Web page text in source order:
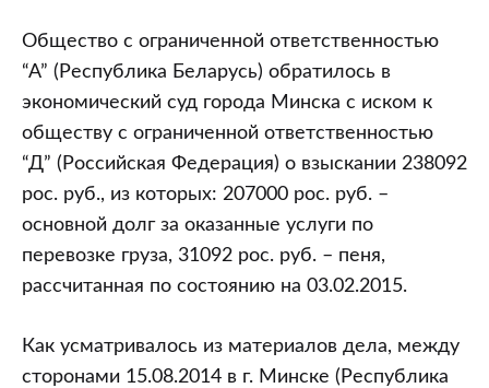
Общество с ограниченной ответственностью
“А” (Республика Беларусь) обратилось в
экономический суд города Минска с иском к
обществу с ограниченной ответственностью
“Д” (Российская Федерация) о взыскании 238092
рос. руб., из которых: 207000 рос. руб. –
основной долг за оказанные услуги по
перевозке груза, 31092 рос. руб. – пеня,
рассчитанная по состоянию на 03.02.2015.
Как усматривалось из материалов дела, между
сторонами 15.08.2014 в г. Минске (Республика